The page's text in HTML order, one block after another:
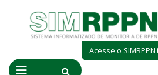
Acesse o SIMRPPN